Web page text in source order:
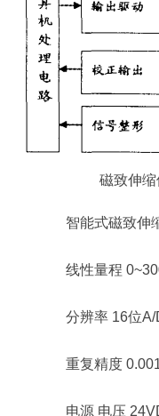
磁致伸
智能式磁致伸缩
线性量程
分辨率 16位A/
重复精度
电源 电压